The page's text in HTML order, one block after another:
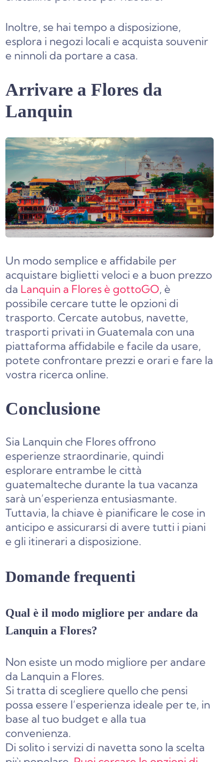
Inoltre, se hai tempo a disposizione,
esplora i negozi locali e acquista souvenir
e ninnoli da portare a casa.
Arrivare a Flores da
Lanquin
Un modo semplice e affidabile per
acquistare biglietti veloci e a buon prezzo
da Lanquin a Flores è gottoGO, è
possibile cercare tutte le opzioni di
trasporto. Cercate autobus, navette,
trasporti privati in Guatemala con una
piattaforma affidabile e facile da usare,
potete confrontare prezzi e orari e fare la
vostra ricerca online.
Conclusione
Sia Lanquin che Flores offrono
esperienze straordinarie, quindi
esplorare entrambe le città
guatemalteche durante la tua vacanza
sarà un’esperienza entusiasmante.
Tuttavia, la chiave è pianificare le cose in
anticipo e assicurarsi di avere tutti i piani
e gli itinerari a disposizione.
Domande frequenti
Qual è il modo migliore per andare da
Lanquin a Flores?
Non esiste un modo migliore per andare
da Lanquin a Flores.
Si tratta di scegliere quello che pensi
possa essere l’esperienza ideale per te, in
base al tuo budget e alla tua
convenienza.
Di solito i servizi di navetta sono la scelta